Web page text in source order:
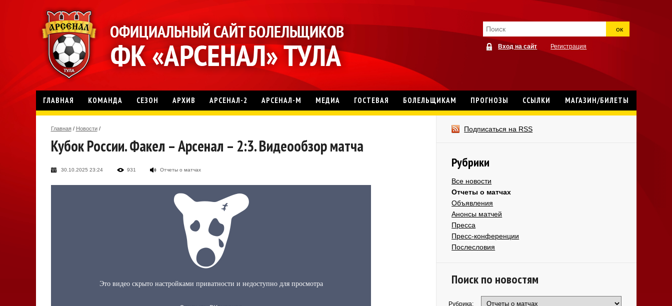
ок
Вход на сайт Регистрация
ГЛАВНАЯ КОМАНДА СЕЗОН АРХИВ АРСЕНАЛ-2 АРСЕНАЛ-М МЕДИА ГОСТЕВАЯ БОЛЕЛЬЩИКАМ ПРОГНОЗЫ ССЫЛКИ МАГАЗИН/БИЛЕТЫ
Главная / Новости /
Кубок России. Факел – Арсенал – 2:3. Видеообзор матча
30.10.2025 23:24 931 Отчеты о матчах
Подписаться на RSS
Рубрики
Все новости
Отчеты о матчах
Объявления
Анонсы матчей
Пресса
Пресс-конференции
Послесловия
Поиск по новостям
Рубрика: